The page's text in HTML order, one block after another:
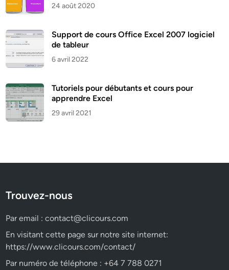
24 août 2020
Support de cours Office Excel 2007 logiciel
de tableur
6 avril 2022
Tutoriels pour débutants et cours pour
apprendre Excel
29 avril 2021
Trouvez-nous
Par email :contact@clicours.com
En visitant cette page sur notre site internet:
https://www.clicours.com/contact/
Par numéro de téléphone : +64 7 788 0271